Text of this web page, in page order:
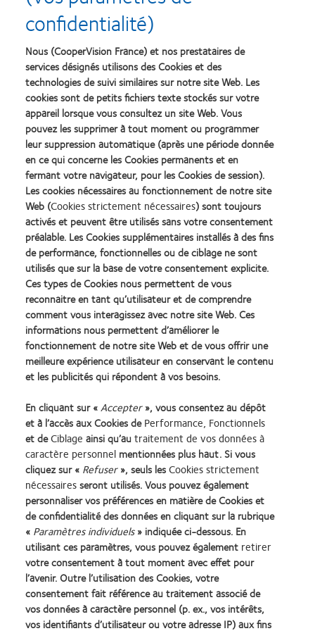
Test supplémentaire : le « push-up test »
Le «push-up test» consiste à faire bouger manuellement la
lentille vers le bas et le haut afin d'observer son degré
de mobilité et ses changements de positionnement. Si la lentille
est trop serrée, sa mobilité sera réduite voire inexistante. Une
lentille pas assez serrée ou trop plate offrira une trop grande
mobilité. Le "push-up test" permet d'évaluer la stabilité de la
rotation. Si la rotation varie de plus de 5 à 10 degrés pendant le
test, il faudrait envisager de lentille.
La décision doit être prise en fonction de la sensibilité du patient
aux changements induits par la rotation.
Lorsque les caractéristiques physiques de la lentille auront été
jugées acceptables, une Sur-Réfraction Sphéro-Cylindrique
additionnelle (SCOR) peut être pratiquée pour déterminer la
puissance définitive.
Lentilles de contact
Cookies
Legal
Politique de confidentialité
Accéder à l'espace
consommateurs
Termes et conditions
identifiant unique délivré par
l'Agence de la transition
écologique (ADEME) :
FR217780_01DQPP
Gérer les préférences relatives
au consentement
Se connecter
confidentialité)
Nous (CooperVision France) et nos prestataires de
services désignés utilisons des Cookies et des
technologies de suivi similaires sur notre site Web. Les
cookies sont de petits fichiers texte stockés sur votre
appareil lorsque vous consultez un site Web. Vous
pouvez les supprimer à tout moment ou programmer
leur suppression automatique (après une période donnée
en ce qui concerne les Cookies permanents et en
fermant votre navigateur, pour les Cookies de session).
Les cookies nécessaires au fonctionnement de notre site
Web (Cookies strictement nécessaires) sont toujours
activés et peuvent être utilisés sans votre consentement
préalable. Les Cookies supplémentaires installés à des fins
de performance, fonctionnelles ou de ciblage ne sont
utilisés que sur la base de votre consentement explicite.
Ces types de Cookies nous permettent de vous
reconnaitre en tant qu’utilisateur et de comprendre
comment vous interagissez avec notre site Web. Ces
informations nous permettent d’améliorer le
fonctionnement de notre site Web et de vous offrir une
meilleure expérience utilisateur en conservant le contenu
et les publicités qui répondent à vos besoins.
En cliquant sur «Accepter», vous consentez au dépôt
et à l’accès aux Cookies dePerformance, Fonctionnels
et deCiblage ainsi qu’autraitement de vos données à
caractère personnel mentionnées plus haut. Si vous
cliquez sur « Refuser», seuls lesCookies strictement
nécessairesseront utilisés. Vous pouvez également
personnaliser vos préférences en matière de Cookies et
de confidentialité des données en cliquant sur la rubrique
« Paramètres individuels» indiquée ci-dessous. En
utilisant ces paramètres, vous pouvez également retirer
votre consentement à tout moment avec effet pour
l’avenir. Outre l’utilisation des Cookies, votre
consentement fait référence au traitement associé de
vos données à caractère personnel (p. ex., vos intérêts,
vos identifiants d’utilisateur ou votre adresse IP) aux fins